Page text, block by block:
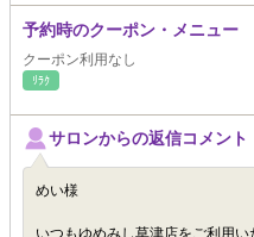
予約時のクーポン・メニュー
クーポン利用なし
ﾘﾗｸ
サロンからの返信コメント
めい様
いつもゆめみし草津店をご利用い